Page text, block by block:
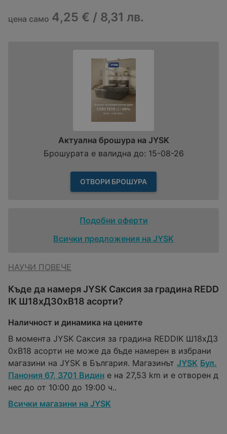
цена само 4,25 € / 8,31 лв.
Актуална брошура на JYSK
Брошурата е валидна до: 15-08-26
ОТВОРИ БРОШУРА
Подобни оферти
Всички предложения на JYSK
НАУЧИ ПОВЕЧЕ
Къде да намеря JYSK Саксия за градина REDD
IK Ш18xД30xВ18 асорти?
Наличност и динамика на цените
В момента JYSK Саксия за градина REDDIK Ш18xД3
0xВ18 асорти не може да бъде намерен в избрани
магазини на JYSK в България. Магазинът JYSK Бул.
Панония 67, 3701 Видин е на 27,53 km и е отворен д
нес до от 10:00 до 19:00 ч..
Всички магазини на JYSK